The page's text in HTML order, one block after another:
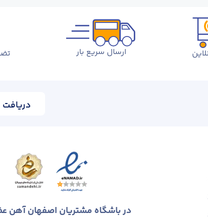
ارسال سریع بار
دریافت
در باشگاه مشتریان اصفهان آهن